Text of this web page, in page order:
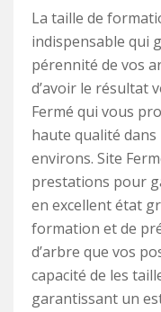
La taille de
indispensable qui
pérennité de vos
d’avoir le résultat
Fermé qui vous
haute qualité dans
environs. Site
prestations pour
en excellent état
formation et de
d’arbre que vos
capacité de les
garantissant un